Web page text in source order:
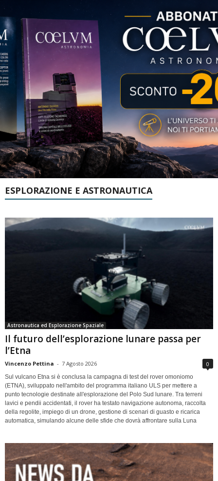
ESPLORAZIONE E ASTRONAUTICA
Astronautica ed Esplorazione Spaziale
Il futuro dell’esplorazione lunare passa per
l’Etna
Vincenzo Pettina - 7 Agosto 2026 0
Sul vulcano Etna si è conclusa la campagna di test del rover omoniomo
(ETNA), sviluppato nell'ambito del programma italiano ULS per mettere a
punto tecnologie destinate all'esplorazione del Polo Sud lunare. Tra terreni
lavici e pendii accidentati, il rover ha testato navigazione autonoma, raccolta
della regolite, impiego di un drone, gestione di scenari di guasto e ricarica
automatica, simulando alcune delle sfide che dovrà affrontare sulla Luna